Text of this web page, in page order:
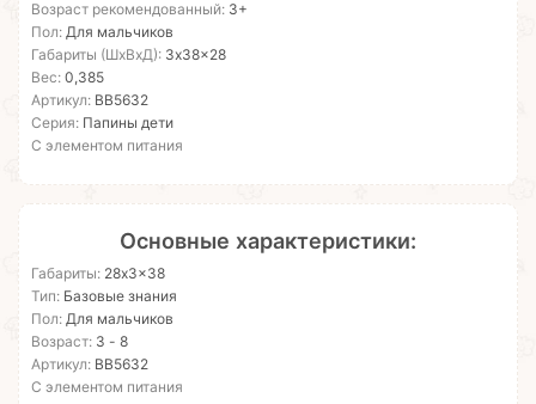
Возраст рекомендованный: 3+
Пол: Для мальчиков
Габариты (ШхВхД): 3x38x28
Вес: 0,385
Артикул: ВВ5632
Серия: Папины дети
С элементом питания
Основные характеристики:
Габариты: 28x3x38
Тип: Базовые знания
Пол: Для мальчиков
Возраст: 3 - 8
Артикул: ВВ5632
С элементом питания